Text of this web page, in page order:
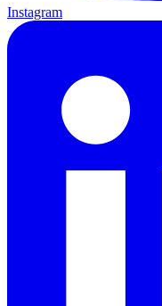
Instagram